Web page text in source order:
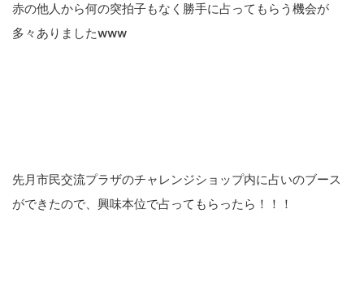
赤の他人から何の突拍子もなく勝手に占ってもらう機会が
多々ありましたwww
先月市民交流プラザのチャレンジショップ内に占いのブース
ができたので、興味本位で占ってもらったら！！！